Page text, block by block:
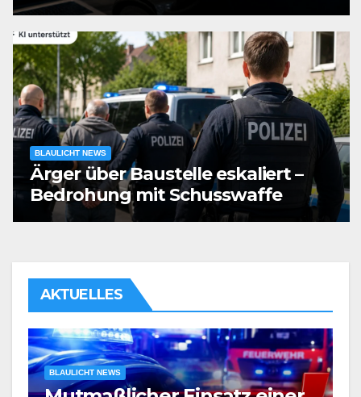
BLAULICHT NEWS
Ärger über Baustelle eskaliert –
Bedrohung mit Schusswaffe
AKTUELLES